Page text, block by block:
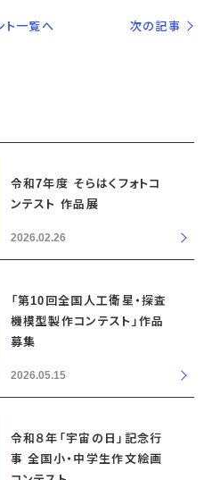
ト一覧へ 次の記事
令和7年度 そらはくフォトコ
ンテスト 作品展
2026.02.26
「第10回全国人工衛星・探査
機模型製作コンテスト」作品
募集
2026.05.15
令和８年「宇宙の日」記念行
事 全国小・中学生作文絵画